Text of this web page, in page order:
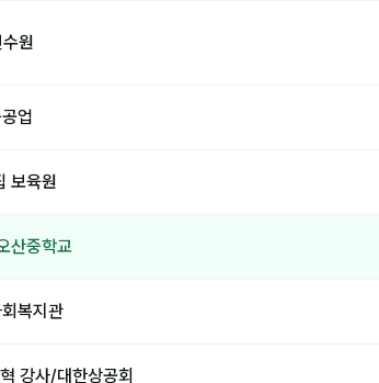
원
업
보육원
산중학교
복지관
강사/대한상공회